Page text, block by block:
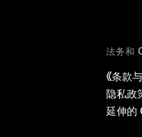
法务和
《条款
隐私政
延伸的